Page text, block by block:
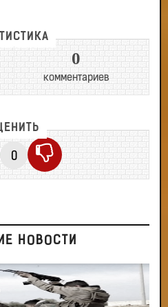
0
комментариев
0
НОВОСТИ